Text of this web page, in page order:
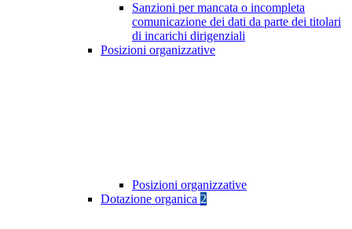
Sanzioni per mancata o incompleta
comunicazione dei dati da parte dei titolari
di incarichi dirigenziali
Posizioni organizzative
Posizioni organizzative
Dotazione organica 2